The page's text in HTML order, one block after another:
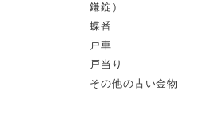
鎌錠）
蝶番
戸車
戸当り
その他の古い金物